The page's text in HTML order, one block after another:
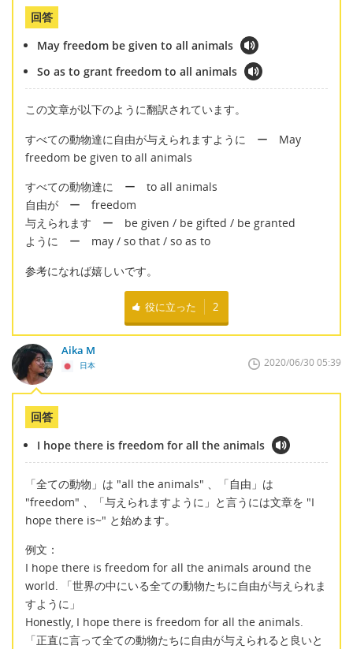
回答
May freedom be given to all animals
So as to grant freedom to all animals
この文章が以下のように翻訳されています。
すべての動物達に自由が与えられますように ー May
freedom be given to all animals
すべての動物達に ー to all animals
自由が ー freedom
与えられます ー be given / be gifted / be granted
ように ー may / so that / so as to
参考になれば嬉しいです。
役に立った 2
Aika M
日本 2020/06/30 05:39
回答
I hope there is freedom for all the animals
「全ての動物」は "all the animals" 、「自由」は
"freedom" 、「与えられますように」と言うには文章を "I
hope there is~" と始めます。
例文：
I hope there is freedom for all the animals around the
world. 「世界の中にいる全ての動物たちに自由が与えられま
すように」
Honestly, I hope there is freedom for all the animals.
「正直に言って全ての動物たちに自由が与えられると良いと